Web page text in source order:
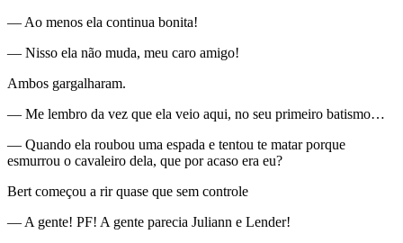
— Ao menos ela continua bonita!
— Nisso ela não muda, meu caro amigo!
Ambos gargalharam.
— Me lembro da vez que ela veio aqui, no seu primeiro batismo…
— Quando ela roubou uma espada e tentou te matar porque
esmurrou o cavaleiro dela, que por acaso era eu?
Bert começou a rir quase que sem controle
— A gente! PF! A gente parecia Juliann e Lender!